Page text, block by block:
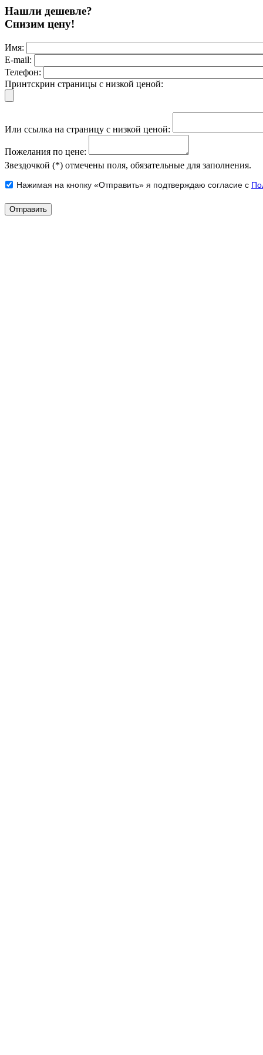
Нашли дешевле?
Снизим цену!
Имя:
E-mail:
Телефон:
Принтскрин страницы с низкой ценой:
Или ссылка на страницу с низкой ценой:
Пожелания по цене:
Звездочкой (*) отмечены поля, обязательные для заполнения.
Нажимая на кнопку «Отправить» я подтверждаю согласие с